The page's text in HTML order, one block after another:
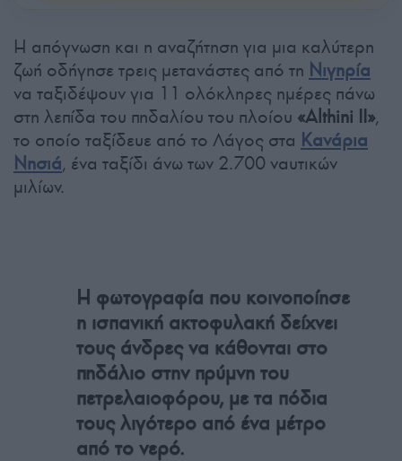
Η απόγνωση και η αναζήτηση για μια καλύτερη
ζωή οδήγησε τρεις μετανάστες από τη Νιγηρία
να ταξιδέψουν για 11 ολόκληρες ημέρες πάνω
στη λεπίδα του πηδαλίου του πλοίου «Althini II»,
το οποίο ταξίδευε από το Λάγος στα Κανάρια
Νησιά, ένα ταξίδι άνω των 2.700 ναυτικών
μιλίων.
Η φωτογραφία που κοινοποίησε
η ισπανική ακτοφυλακή δείχνει
τους άνδρες να κάθονται στο
πηδάλιο στην πρύμνη του
πετρελαιοφόρου, με τα πόδια
τους λιγότερο από ένα μέτρο
από το νερό.